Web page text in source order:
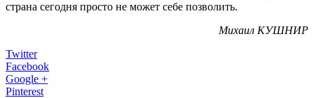
страна сегодня просто не может себе позволить.
Михаил КУШНИР
Twitter
Facebook
Google +
Pinterest